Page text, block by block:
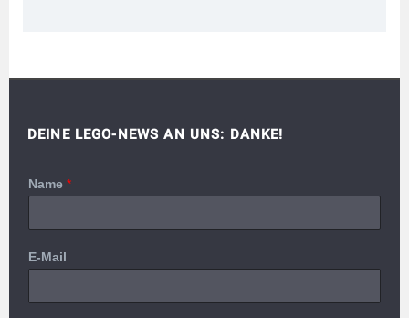
DEINE LEGO-NEWS AN UNS: DANKE!
Name *
E-Mail